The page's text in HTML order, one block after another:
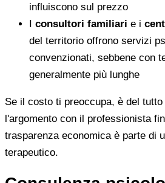
influiscono sul prezzo
I consultori familiari e i
del territorio offrono servizi
convenzionati, sebbene con
generalmente più lunghe
Se il costo ti preoccupa, è del
l'argomento con il professionista
trasparenza economica è parte di
terapeutico.